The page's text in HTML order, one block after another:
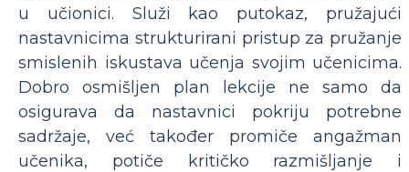
u učionici. Služi kao putokaz, pružajući
nastavnicima strukturirani pristup za pružanje
smislenih iskustava učenja svojim učenicima.
Dobro osmišljen plan lekcije ne samo da
osigurava da nastavnici pokriju potrebne
sadržaje, već također promiče angažman
učenika, potiče kritičko razmišljanje i